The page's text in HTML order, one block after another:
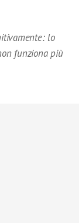
lo
funziona più